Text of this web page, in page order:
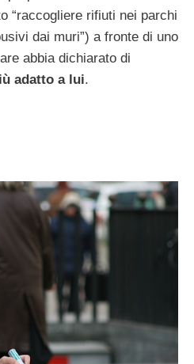
“raccogliere rifiuti nei parchi
dai muri”) a fronte di uno
abbia dichiarato di
adatto a lui.